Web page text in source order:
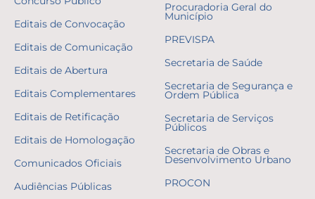
Editais de Convocação
Editais de Comunicação
Editais de Abertura
Editais Complementares
Editais de Retificação
Editais de Homologação
Comunicados Oficiais
Audiências Públicas
Procuradoria Geral do
Município
PREVISPA
Secretaria de Saúde
Secretaria de Segurança e
Ordem Pública
Secretaria de Serviços
Públicos
Secretaria de Obras e
Desenvolvimento Urbano
PROCON